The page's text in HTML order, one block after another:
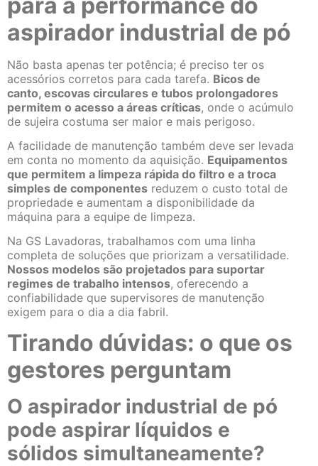
aspirador industrial de pó
Não basta apenas ter potência; é preciso ter os
acessórios corretos para cada tarefa. Bicos de
canto, escovas circulares e tubos prolongadores
permitem o acesso a áreas críticas, onde o acúmulo
de sujeira costuma ser maior e mais perigoso.
A facilidade de manutenção também deve ser levada
em conta no momento da aquisição. Equipamentos
que permitem a limpeza rápida do filtro e a troca
simples de componentes reduzem o custo total de
propriedade e aumentam a disponibilidade da
máquina para a equipe de limpeza.
Na GS Lavadoras, trabalhamos com uma linha
completa de soluções que priorizam a versatilidade.
Nossos modelos são projetados para suportar
regimes de trabalho intensos, oferecendo a
confiabilidade que supervisores de manutenção
exigem para o dia a dia fabril.
Tirando dúvidas: o que os
gestores perguntam
O aspirador industrial de pó
pode aspirar líquidos e
sólidos simultaneamente?